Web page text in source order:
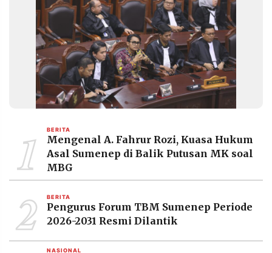
1 BERITA
Mengenal A. Fahrur Rozi, Kuasa Hukum
Asal Sumenep di Balik Putusan MK soal
MBG
2 BERITA
Pengurus Forum TBM Sumenep Periode
2026-2031 Resmi Dilantik
NASIONAL